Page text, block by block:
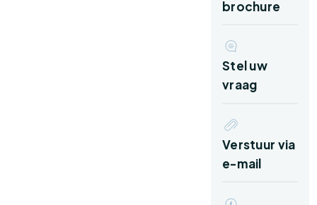
Via de eigen oprit bereik je de entree van de
woning. Vanuit de hal heb je de trapopgang
naar de verdieping en de toegang tot de
De woonkamer is een heerlijke leefruimte met
de karakteristieke erker aan de voorzijde. De
brochure
Stel uw
vraag
Verstuur via
e-mail